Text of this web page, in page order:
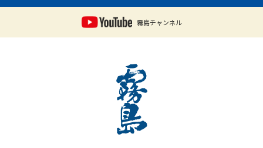
霧島チャンネル